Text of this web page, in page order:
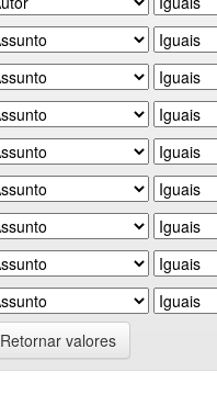
Retornar valores